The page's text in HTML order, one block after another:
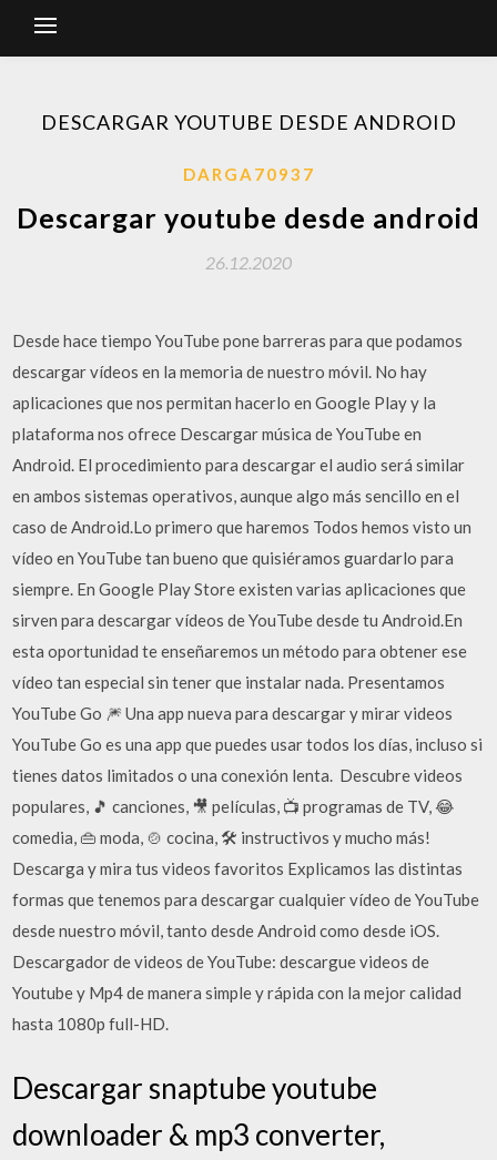
DESCARGAR YOUTUBE DESDE ANDROID
DARGA70937
Descargar youtube desde android
26.12.2020
Desde hace tiempo YouTube pone barreras para que podamos
descargar vídeos en la memoria de nuestro móvil. No hay
aplicaciones que nos permitan hacerlo en Google Play y la
plataforma nos ofrece Descargar música de YouTube en
Android. El procedimiento para descargar el audio será similar
en ambos sistemas operativos, aunque algo más sencillo en el
caso de Android.Lo primero que haremos Todos hemos visto un
vídeo en YouTube tan bueno que quisiéramos guardarlo para
siempre. En Google Play Store existen varias aplicaciones que
sirven para descargar vídeos de YouTube desde tu Android.En
esta oportunidad te enseñaremos un método para obtener ese
vídeo tan especial sin tener que instalar nada. Presentamos
YouTube Go 🎆 Una app nueva para descargar y mirar videos
YouTube Go es una app que puedes usar todos los días, incluso si
tienes datos limitados o una conexión lenta. ️️ Descubre videos
populares, 🎵 canciones, 🎥 películas, 📺 programas de TV, 😂
comedia, 👜 moda, 🍲 cocina, 🛠️ instructivos y mucho más! ️️
Descarga y mira tus videos favoritos Explicamos las distintas
formas que tenemos para descargar cualquier vídeo de YouTube
desde nuestro móvil, tanto desde Android como desde iOS.
Descargador de videos de YouTube: descargue videos de
Youtube y Mp4 de manera simple y rápida con la mejor calidad
hasta 1080p full-HD.
Descargar snaptube youtube
downloader & mp3 converter,